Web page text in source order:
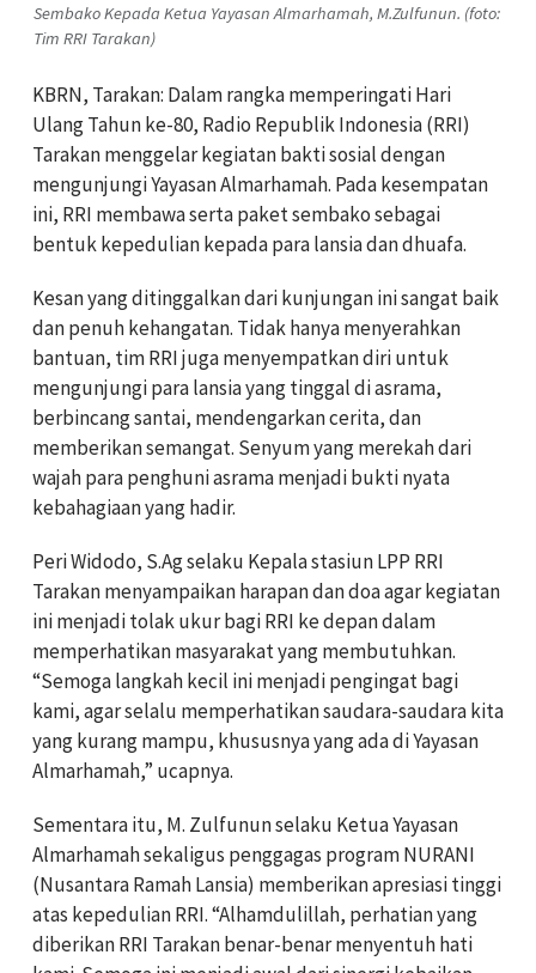
Sembako Kepada Ketua Yayasan Almarhamah, M.Zulfunun. (foto:
Tim RRI Tarakan)
KBRN, Tarakan: Dalam rangka memperingati Hari
Ulang Tahun ke-80, Radio Republik Indonesia (RRI)
Tarakan menggelar kegiatan bakti sosial dengan
mengunjungi Yayasan Almarhamah. Pada kesempatan
ini, RRI membawa serta paket sembako sebagai
bentuk kepedulian kepada para lansia dan dhuafa.
Kesan yang ditinggalkan dari kunjungan ini sangat baik
dan penuh kehangatan. Tidak hanya menyerahkan
bantuan, tim RRI juga menyempatkan diri untuk
mengunjungi para lansia yang tinggal di asrama,
berbincang santai, mendengarkan cerita, dan
memberikan semangat. Senyum yang merekah dari
wajah para penghuni asrama menjadi bukti nyata
kebahagiaan yang hadir.
Peri Widodo, S.Ag selaku Kepala stasiun LPP RRI
Tarakan menyampaikan harapan dan doa agar kegiatan
ini menjadi tolak ukur bagi RRI ke depan dalam
memperhatikan masyarakat yang membutuhkan.
“Semoga langkah kecil ini menjadi pengingat bagi
kami, agar selalu memperhatikan saudara-saudara kita
yang kurang mampu, khususnya yang ada di Yayasan
Almarhamah,” ucapnya.
Sementara itu, M. Zulfunun selaku Ketua Yayasan
Almarhamah sekaligus penggagas program NURANI
(Nusantara Ramah Lansia) memberikan apresiasi tinggi
atas kepedulian RRI. “Alhamdulillah, perhatian yang
diberikan RRI Tarakan benar-benar menyentuh hati